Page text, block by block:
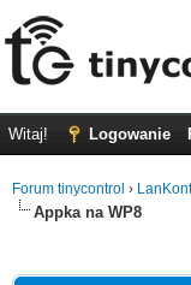
Witaj! Logowanie
Forum tinycontrol ›
Appka na WP8